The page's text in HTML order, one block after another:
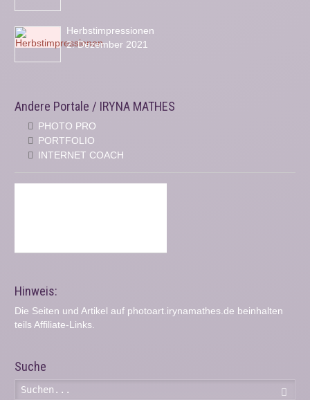
Herbstimpressionen
2. Dezember 2021
Andere Portale / IRYNA MATHES
PHOTO PRO
PORTFOLIO
INTERNET COACH
Hinweis:
Die Seiten und Artikel auf photoart.irynamathes.de beinhalten
teils Affiliate-Links.
Suche